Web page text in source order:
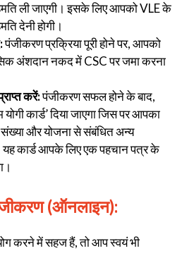
ली जाएगी। इसके लिए आपको VLE के
देनी होगी।
पंजीकरण प्रक्रिया पूरी होने पर, आपको
अंशदान नकद में CSC पर जमा करना
करें:पंजीकरण सफल होने के बाद,
कार्ड’ दिया जाएगा जिस पर आपका
संख्या और योजना से संबंधित अन्य
यह कार्ड आपके लिए एक पहचान पत्र के
(ऑनलाइन):
करने में सहज हैं, तो आप स्वयं भी